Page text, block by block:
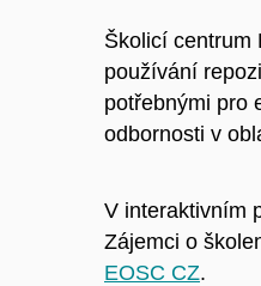
Školicí centrum
používání
potřebnými pro
odbornosti v
V interaktivním
Zájemci o
EOSC CZ.